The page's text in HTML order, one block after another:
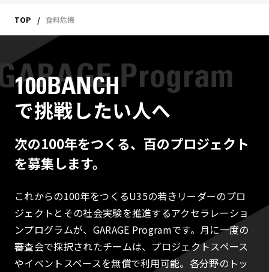
TOP 食料危機
100BANCH
で挑戦したい人へ
次の100年をつくる、百のプロジェクト
を募集します。
これからの100年をつくるU35の若きリーダーのプロ
ジェクトとその社会実験を推進するアクセラレーショ
ンプログラムが、GARAGE Programです。月に一度の
審査会で採択されたチームは、プロジェクトスペース
やイベントスペースを無償で利用可能。各分野のトッ